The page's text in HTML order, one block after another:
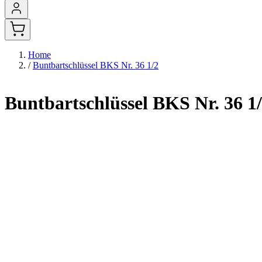
Home
/ Buntbartschlüssel BKS Nr. 36 1/2
Buntbartschlüssel BKS Nr. 36